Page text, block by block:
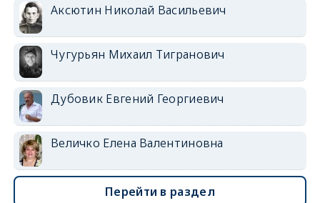
Аксютин Николай Васильевич
Чугурьян Михаил Тигранович
Дубовик Евгений Георгиевич
Величко Елена Валентиновна
Перейти в раздел